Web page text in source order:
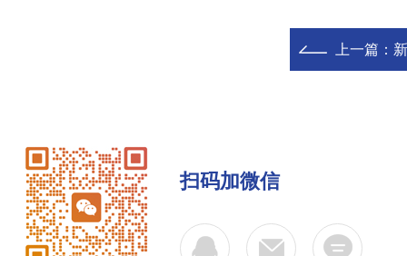
上一篇：
扫码加微信